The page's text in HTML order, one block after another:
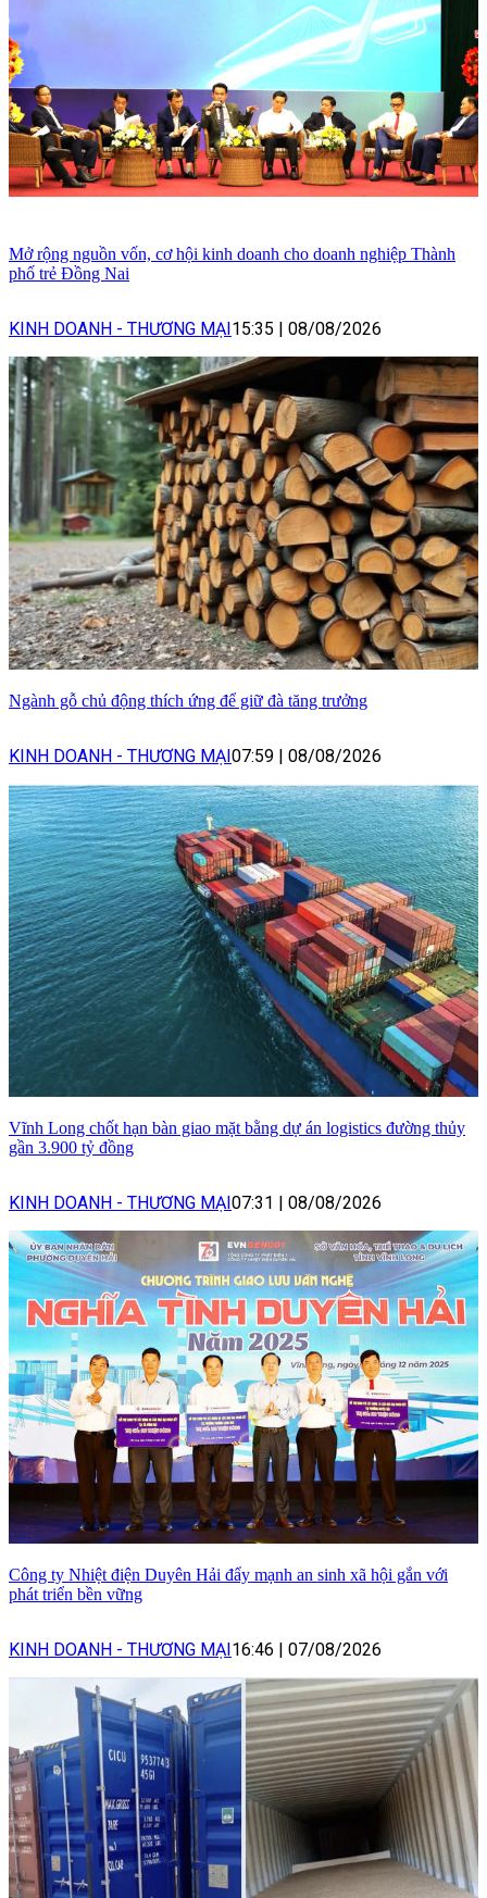
Mở rộng nguồn vốn, cơ hội kinh doanh cho doanh nghiệp Thành
phố trẻ Đồng Nai
KINH DOANH - THƯƠNG MẠI 15:35 08/08/2026
Ngành gỗ chủ động thích ứng để giữ đà tăng trưởng
KINH DOANH - THƯƠNG MẠI 07:59 08/08/2026
Vĩnh Long chốt hạn bàn giao mặt bằng dự án logistics đường thủy
gần 3.900 tỷ đồng
KINH DOANH - THƯƠNG MẠI 07:31 08/08/2026
Công ty Nhiệt điện Duyên Hải đẩy mạnh an sinh xã hội gắn với
phát triển bền vững
KINH DOANH - THƯƠNG MẠI 16:46 07/08/2026